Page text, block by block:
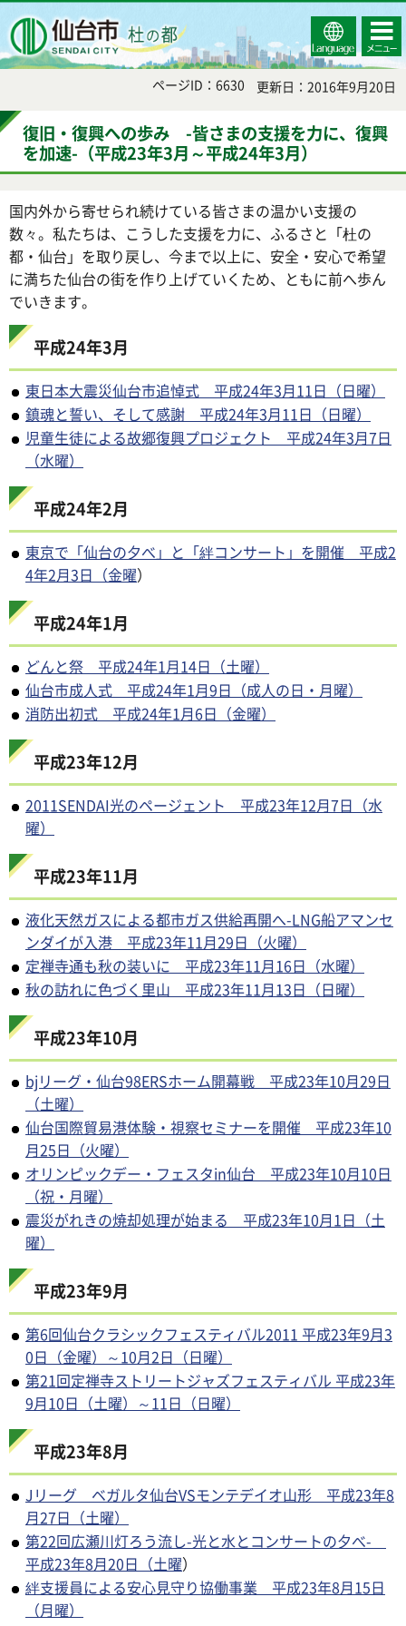
Select
Language
コンテ
ンツメ
ニュー
ページID：6630 更新日：2016年9月20日
復旧・復興への歩み -皆さまの支援を力に、復興
を加速-（平成23年3月～平成24年3月）
国内外から寄せられ続けている皆さまの温かい支援の
数々。私たちは、こうした支援を力に、ふるさと「杜の
都・仙台」を取り戻し、今まで以上に、安全・安心で希望
に満ちた仙台の街を作り上げていくため、ともに前へ歩ん
でいきます。
平成24年3月
東日本大震災仙台市追悼式 平成24年3月11日（日曜）
鎮魂と誓い、そして感謝 平成24年3月11日（日曜）
児童生徒による故郷復興プロジェクト 平成24年3月7日
（水曜）
平成24年2月
東京で「仙台の夕べ」と「絆コンサート」を開催 平成2
4年2月3日（金曜）
平成24年1月
どんと祭 平成24年1月14日（土曜）
仙台市成人式 平成24年1月9日（成人の日・月曜）
消防出初式 平成24年1月6日（金曜）
平成23年12月
2011SENDAI光のページェント 平成23年12月7日（水
曜）
平成23年11月
液化天然ガスによる都市ガス供給再開へ-LNG船アマンセ
ンダイが入港 平成23年11月29日（火曜）
定禅寺通も秋の装いに 平成23年11月16日（水曜）
秋の訪れに色づく里山 平成23年11月13日（日曜）
平成23年10月
bjリーグ・仙台98ERSホーム開幕戦 平成23年10月29日
（土曜）
仙台国際貿易港体験・視察セミナーを開催 平成23年10
月25日（火曜）
オリンピックデー・フェスタin仙台 平成23年10月10日
（祝・月曜）
震災がれきの焼却処理が始まる 平成23年10月1日（土
曜）
平成23年9月
第6回仙台クラシックフェスティバル2011 平成23年9月3
0日（金曜）～10月2日（日曜）
第21回定禅寺ストリートジャズフェスティバル 平成23年
9月10日（土曜）～11日（日曜）
平成23年8月
Jリーグ ベガルタ仙台VSモンテデイオ山形 平成23年8
月27日（土曜）
第22回広瀬川灯ろう流し-光と水とコンサートの夕べ-
平成23年8月20日（土曜）
絆支援員による安心見守り協働事業 平成23年8月15日
（月曜）